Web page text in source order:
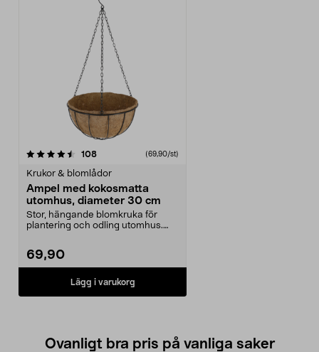
108recensioner (69,90/st)
Krukor & blomlådor
Ampel med kokosmatta
utomhus, diameter 30 cm
Stor, hängande blomkruka för
plantering och odling utomhus.
69,90
Lägg i varukorg
Ovanligt bra pris på vanliga saker